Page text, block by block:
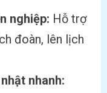
nghiệp: Hỗ trợ
đoàn, lên lịch
nhanh: